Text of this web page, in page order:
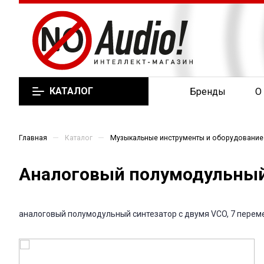
КАТАЛОГ Бренды О
Главная — Каталог — Музыкальные инструменты и оборудование
Аналоговый полумодульный
аналоговый полумодульный синтезатор с двумя VCO, 7